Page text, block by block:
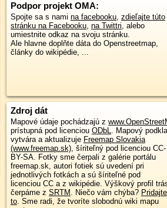
Podpor projekt OMA:
Spojte sa s nami na facebooku, zdieľajte túto
stránku na Facebooku, na Twittri, alebo
umiestnite odkaz na svoju stránku.
Ale hlavne doplňte dáta do Openstreetmap,
články do wikipédie, ...
Zdroj dát
Mapové údaje pochádzajú z
prístupná pod licenciou ODbL. Mapový
vytvára a aktualizuje Freemap Slovakia
(www.freemap.sk), šíriteľný pod licenciou CC-
BY-SA. Fotky sme čerpali z galérie portálu
freemap.sk, autori fotiek sú uvedení pri
jednotlivých fotkách a sú šíriteľné pod
licenciou CC a z wikipédie. Výškový profil
čerpáme z SRTM . Niečo vám chýba? Pridajte
to. Sme radi, že tvoríte slobodnú wiki mapu